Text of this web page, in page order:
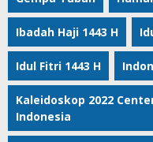
Ibadah Haji 1443 H
Idul Fitri 1443 H
Kaleidoskop 2022
Indonesia